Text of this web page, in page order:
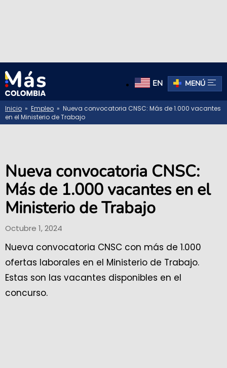
EN MENÚ
Inicio » Empleo » Nueva convocatoria CNSC: Más de 1.000 vacantes
en el Ministerio de Trabajo
Nueva convocatoria CNSC:
Más de 1.000 vacantes en el
Ministerio de Trabajo
Octubre 1, 2024
Nueva convocatoria CNSC con más de 1.000
ofertas laborales en el Ministerio de Trabajo.
Estas son las vacantes disponibles en el
concurso.